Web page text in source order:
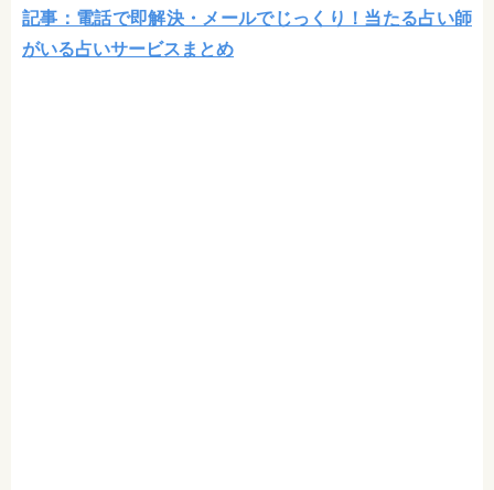
記事：電話で即解決・メールでじっくり！当たる占い師
がいる占いサービスまとめ